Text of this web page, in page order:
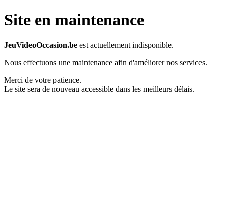
Site en maintenance
JeuVideoOccasion.be est actuellement indisponible.
Nous effectuons une maintenance afin d'améliorer nos services.
Merci de votre patience.
Le site sera de nouveau accessible dans les meilleurs délais.